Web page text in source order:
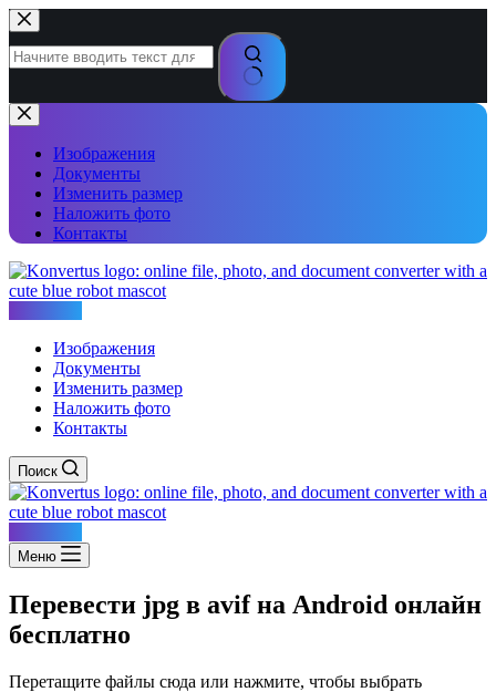
Перейти
к
сути
Ничего
не
найденоИзображения
Документы
Изменить размер
Наложить фото
Контакты
Изображения
Документы
Изменить размер
Наложить фото
Контакты
Поиск
Меню
Перевести jpg в avif на Android онлайн
бесплатно
Перетащите файлы сюда или нажмите, чтобы выбрать